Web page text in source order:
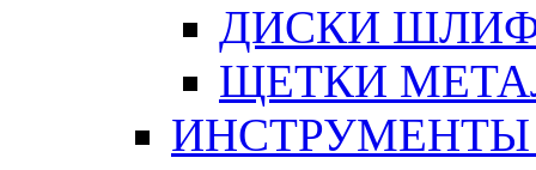
ДИСКИ
ЩЕТКИ
ИНСТРУМЕНТЫ